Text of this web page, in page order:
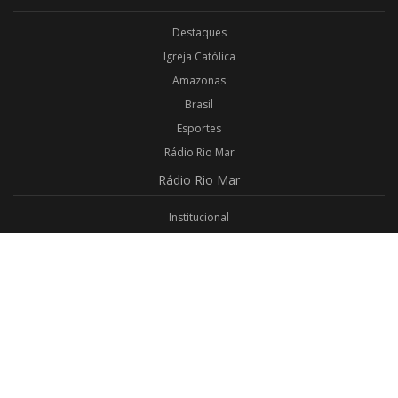
Destaques
Igreja Católica
Amazonas
Brasil
Esportes
Rádio Rio Mar
Rádio Rio Mar
Institucional